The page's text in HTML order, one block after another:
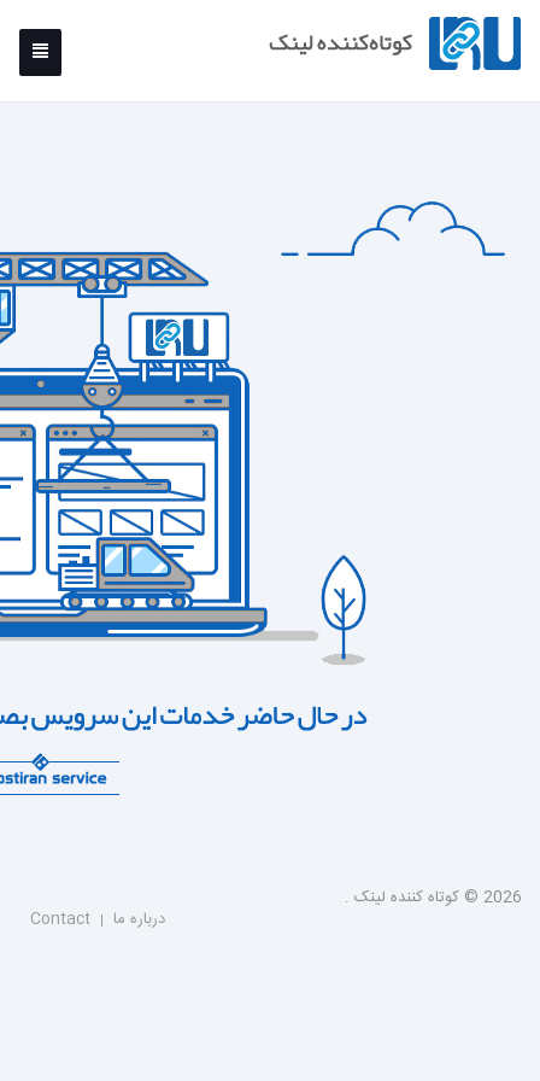
2026 © کوتاه کننده لینک .
درباره ما
Contact